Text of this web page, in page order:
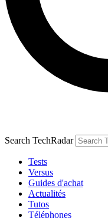
Search TechRadar
Tests
Versus
Guides d'achat
Actualités
Tutos
Téléphones